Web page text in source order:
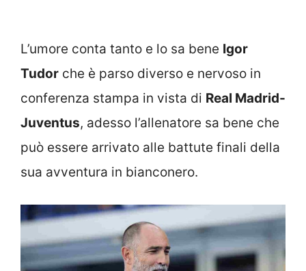
L’umore conta tanto e lo sa bene Igor
Tudor che è parso diverso e nervoso in
conferenza stampa in vista di Real Madrid-
Juventus, adesso l’allenatore sa bene che
può essere arrivato alle battute finali della
sua avventura in bianconero.